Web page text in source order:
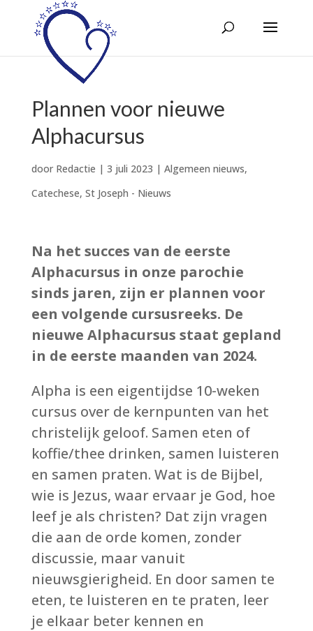
Plannen voor nieuwe
Alphacursus
door Redactie | 3 juli 2023 | Algemeen nieuws,
Catechese, St Joseph - Nieuws
Na het succes van de eerste
Alphacursus in onze parochie
sinds jaren, zijn er plannen voor
een volgende cursusreeks. De
nieuwe Alphacursus staat gepland
in de eerste maanden van 2024.
Alpha is een eigentijdse 10-weken
cursus over de kernpunten van het
christelijk geloof. Samen eten of
koffie/thee drinken, samen luisteren
en samen praten. Wat is de Bijbel,
wie is Jezus, waar ervaar je God, hoe
leef je als christen? Dat zijn vragen
die aan de orde komen, zonder
discussie, maar vanuit
nieuwsgierigheid. En door samen te
eten, te luisteren en te praten, leer
je elkaar beter kennen en